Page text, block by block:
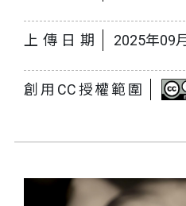
上傳日期 2025年09
創用CC授權範圍